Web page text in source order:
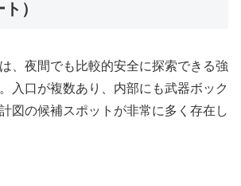
）
、夜間でも比較的安全に探索できる強
入口が複数あり、内部にも武器ボック
図の候補スポットが非常に多く存在し